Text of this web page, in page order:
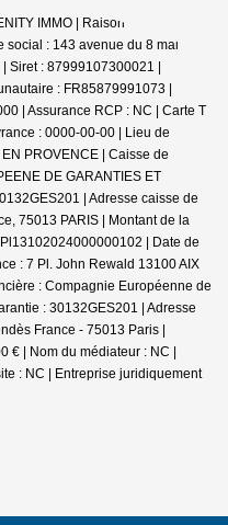
IMMO | Raison
social : 143 avenue du 8 mai
Siret : 87999107300021 |
: FR85879991073 |
| Assurance RCP : NC | Carte T
: 0000-00-00 | Lieu de
PROVENCE | Caisse de
DE GARANTIES ET
| Adresse caisse de
75013 PARIS | Montant de la
| Date de
: 7 Pl. John Rewald 13100 AIX
: Compagnie Européenne de
: 30132GES201 | Adresse
France - 75013 Paris |
€ | Nom du médiateur : NC |
: NC | Entreprise juridiquement